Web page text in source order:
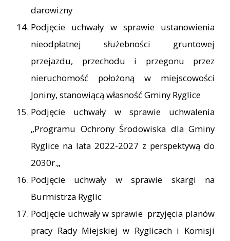
darowizny
Podjęcie uchwały w sprawie ustanowienia
nieodpłatnej służebności gruntowej
przejazdu, przechodu i przegonu przez
nieruchomość położoną w miejscowości
Joniny, stanowiącą własność Gminy Ryglice
Podjęcie uchwały w sprawie uchwalenia
„Programu Ochrony Środowiska dla Gminy
Ryglice na lata 2022-2027 z perspektywą do
2030r.„
Podjęcie uchwały w sprawie skargi na
Burmistrza Ryglic
Podjęcie uchwały w sprawie przyjęcia planów
pracy Rady Miejskiej w Ryglicach i Komisji